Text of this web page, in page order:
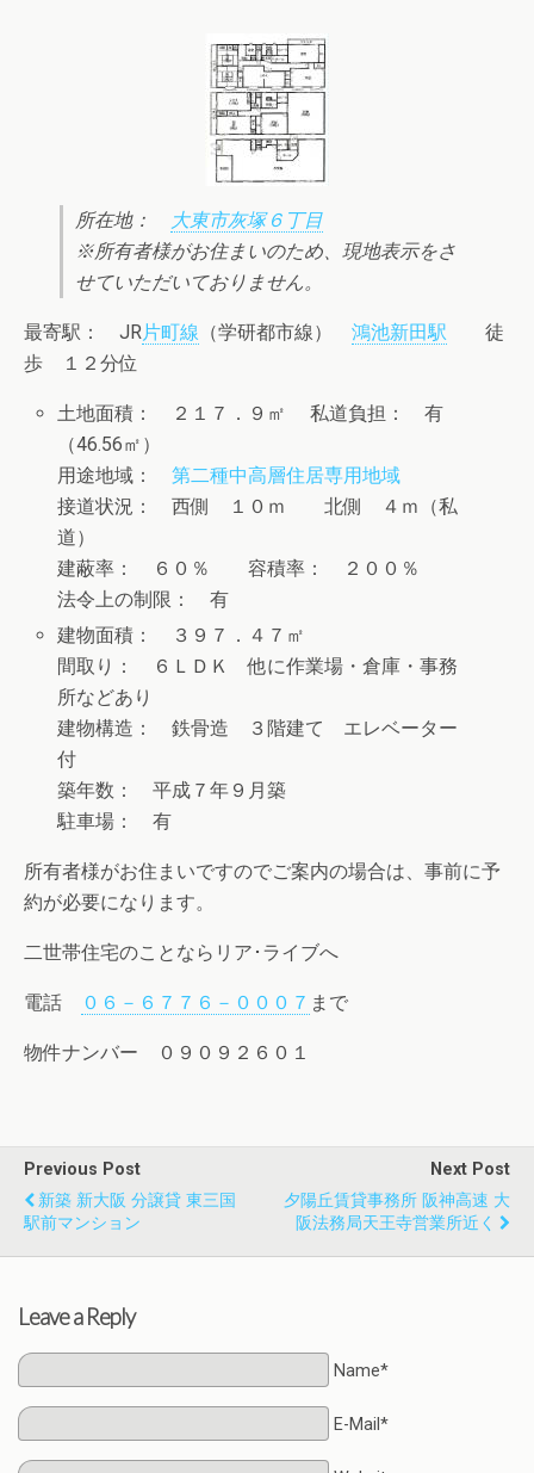
所在地：
大東市灰塚６丁目
※所有者様がお住まいのため、現地表示をさ
せていただいておりません。
最寄駅： JR片町線 （学研都市線） 鴻池新田駅 徒
歩 １２分位
土地面積： ２１７．９㎡ 私道負担： 有
（46.56㎡）
用途地域：第二種中高層住居専用地域
接道状況： 西側 １０ｍ 北側 ４ｍ（私
道）
建蔽率： ６０％ 容積率： ２００％
法令上の制限： 有
建物面積： ３９７．４７㎡
間取り： ６ＬＤＫ 他に作業場・倉庫・事務
所などあり
建物構造： 鉄骨造 ３階建て エレベーター
付
築年数： 平成７年９月築
駐車場： 有
所有者様がお住まいですのでご案内の場合は、事前に予
約が必要になります。
二世帯住宅のことならリア･ライブへ
電話 ０６－６７７６－０００７ まで
物件ナンバー ０９０９２６０１
Previous Post
新築 新大阪 分譲貸 東三国
駅前マンション
Next Post
夕陽丘賃貸事務所 阪神高速 大
阪法務局天王寺営業所近く
Leave a Reply
Name*
E-Mail*